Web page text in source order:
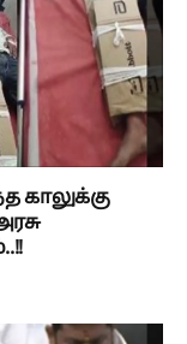
காலுக்கு